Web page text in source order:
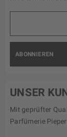
ABONNIEREN
UNSER
Mit geprüfter
Parfümerie